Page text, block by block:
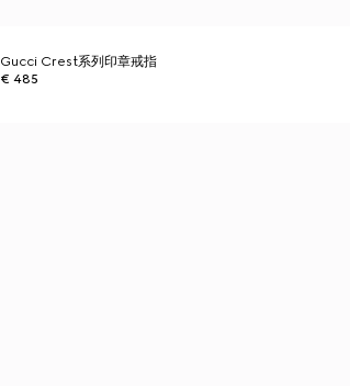
Gucci Crest系列印章戒指
€ 485